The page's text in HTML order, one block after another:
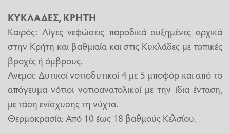
ΚΥΚΛΑΔΕΣ, ΚΡΗΤΗ
Καιρός: Λίγες νεφώσεις παροδικά αυξημένες αρχικά
στην Κρήτη και βαθμιαία και στις Κυκλάδες με τοπικές
βροχές ή όμβρους.
Ανεμοι: Δυτικοί νοτιοδυτικοί 4 με 5 μποφόρ και από το
απόγευμα νότιοι νοτιοανατολικοί με την ίδια ένταση,
με τάση ενίσχυσης τη νύχτα.
Θερμοκρασία: Από 10 έως 18 βαθμούς Κελσίου.